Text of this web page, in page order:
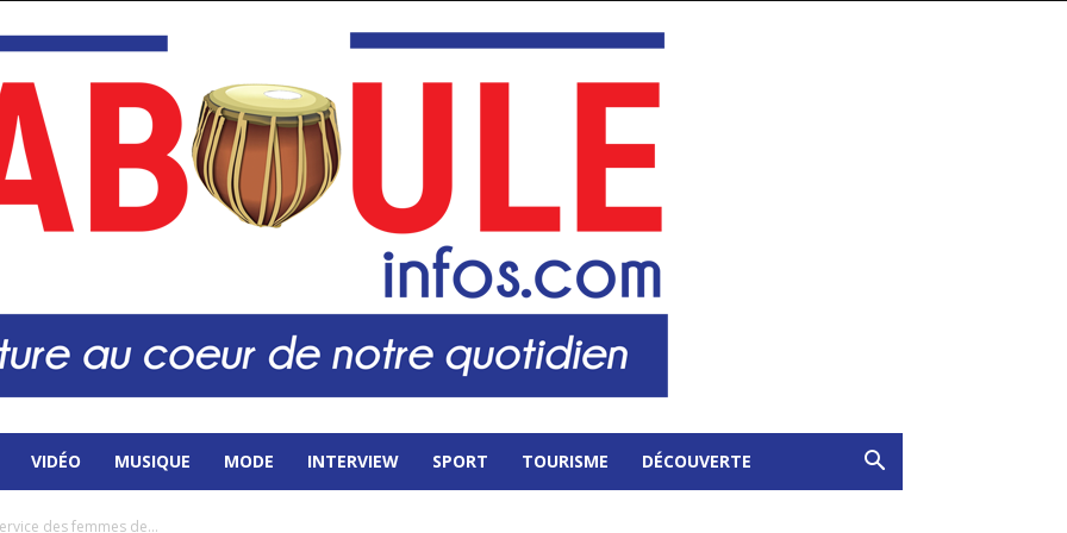
VIDÉO MUSIQUE MODE INTERVIEW SPORT TOURISME DÉCOUVERTE
des femmes de...